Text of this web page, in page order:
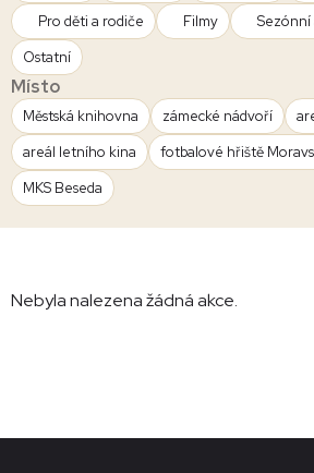
Pro děti a rodiče
Filmy Sezónní
Ostatní
Místo
Městská knihovna zámecké nádvoří
areál letního kina
fotbalové hřiště
MKS Beseda
Nebyla nalezena žádná akce.